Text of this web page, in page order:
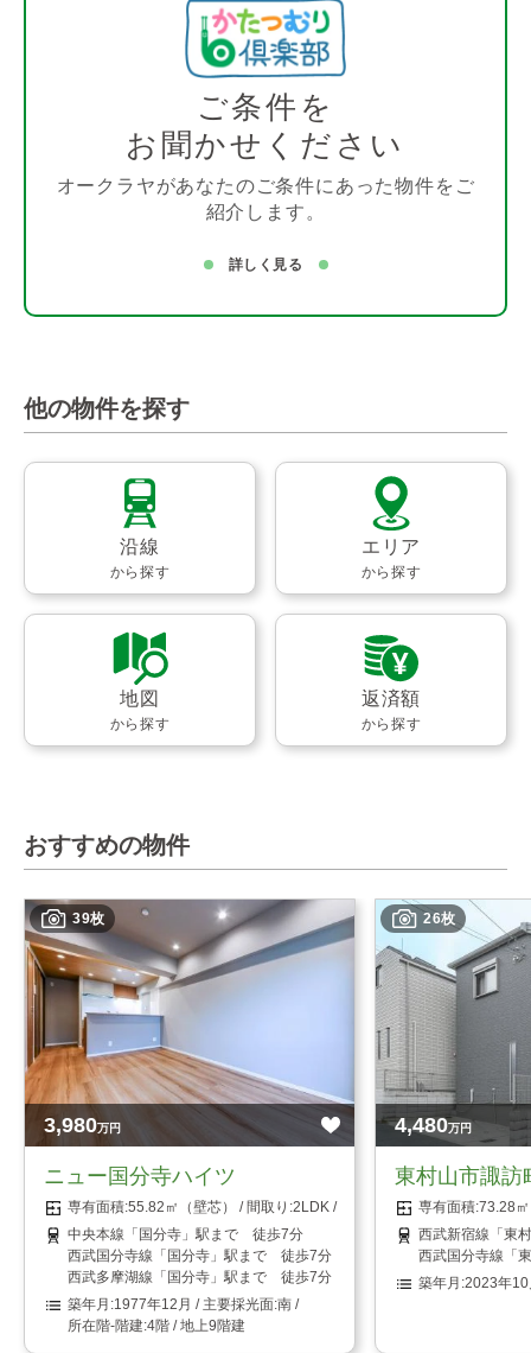
ご条件を
お聞かせください
オークラヤがあなたのご条件にあった物件をご
紹介します。
詳しく見る
他の物件を探す
沿線
から探す
エリア
から探す
地図
から探す
返済額
から探す
おすすめの物件
39枚
3,980万円
ニュー国分寺ハイツ
55.82㎡（壁芯）
2LDK
中央本線「国分寺」駅まで 徒歩7分
西武国分寺線「国分寺」駅まで 徒歩7分
西武多摩湖線「国分寺」駅まで 徒歩7分
1977年12月
南
4階 / 地上9階建
26枚
4,480万円
東村山市諏訪
73.28
西武新宿線「東
西武国分寺線「
2023年10